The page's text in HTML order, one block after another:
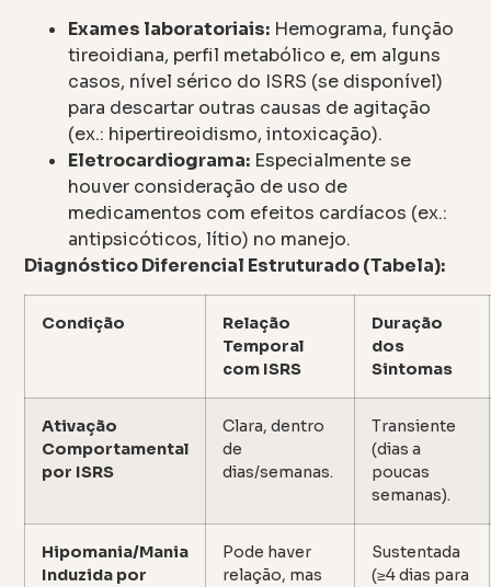
Exames laboratoriais: Hemograma, função
tireoidiana, perfil metabólico e, em alguns
casos, nível sérico do ISRS (se disponível)
para descartar outras causas de agitação
(ex.: hipertireoidismo, intoxicação).
Eletrocardiograma: Especialmente se
houver consideração de uso de
medicamentos com efeitos cardíacos (ex.:
antipsicóticos, lítio) no manejo.
Diagnóstico Diferencial Estruturado (Tabela):
Condição
Relação
Temporal
com ISRS
Duração
dos
Sintomas
Ativação
Comportamental
por ISRS
Clara, dentro
de
dias/semanas.
Transiente
(dias a
poucas
semanas).
Hipomania/Mania
Induzida por
Pode haver
relação, mas
Sustentada
(≥4 dias para